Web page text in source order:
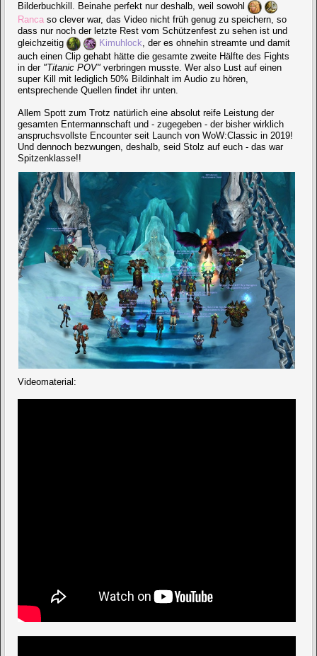
Bilderbuchkill. Beinahe perfekt nur deshalb, weil sowohl
Ranca so clever war, das Video nicht früh genug zu speichern, so
dass nur noch der letzte Rest vom Schützenfest zu sehen ist und
gleichzeitig
Kimuhlock, der es ohnehin streamte und damit
auch einen Clip gehabt hätte die gesamte zweite Hälfte des Fights
in der "Titanic POV" verbringen musste. Wer also Lust auf einen
super Kill mit lediglich 50% Bildinhalt im Audio zu hören,
entsprechende Quellen findet ihr unten.
Allem Spott zum Trotz natürlich eine absolut reife Leistung der
gesamten Entermannschaft und - zugegeben - der bisher wirklich
anspruchsvollste Encounter seit Launch von WoW:Classic in 2019!
Und dennoch bezwungen, deshalb, seid Stolz auf euch - das war
Spitzenklasse!!
Videomaterial: